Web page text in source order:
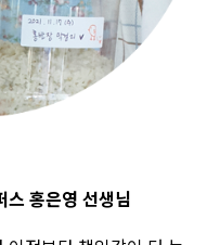
스 홍은영 선생님